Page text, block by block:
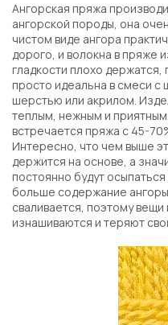
Ангорская пряжа
ангорской породы, она
чистом виде ангора
дорого, и волокна в пряже
гладкости плохо
просто идеальна в смеси
шерстью или акрилом.
теплым, нежным и
встречается пряжа с 45-
Интересно, что чем выше
держится на основе, а
постоянно будут
больше содержание
сваливается, поэтому
изнашиваются и теряют